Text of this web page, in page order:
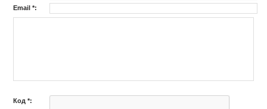
Email *:
Код *: